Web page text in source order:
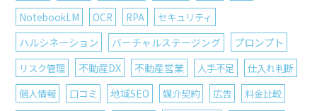
NotebookLM
OCR RPA セキュリティ
ハルシネーション バーチャルステージング プロンプト
リスク管理 不動産DX 不動産営業 人手不足
仕入れ判断
個人情報
口コミ 地域SEO 媒介契約 広告
料金比較